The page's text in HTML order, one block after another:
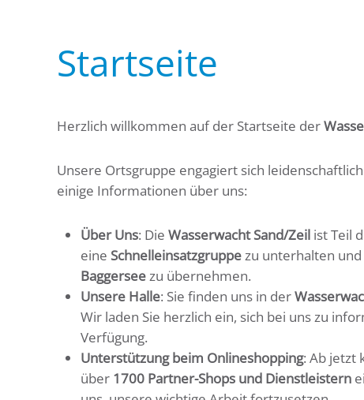
Startseite
Herzlich willkommen auf der Startseite der
Unsere Ortsgruppe engagiert sich
einige Informationen über uns:
Über Uns: Die Wasserwacht Sand/Zeil ist Teil
eine Schnelleinsatzgruppezu unterhalten
Baggerseezu übernehmen.
Unsere Halle: Sie finden uns in der
Wir laden Sie herzlich ein, sich bei uns zu
Verfügung.
Unterstützung beim Onlineshopping: Ab jetzt
über 1700 Partner-Shops und Dienstleistern